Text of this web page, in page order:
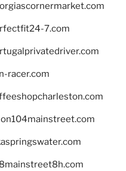
7.com
racer.com